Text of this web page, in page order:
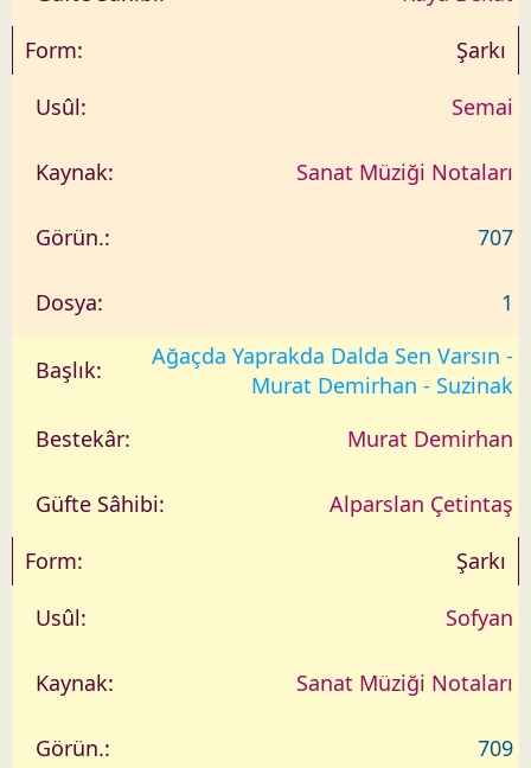
Şarkı
Semai
Sanat Müziği Notaları
707
1
Ağaçda Yaprakda Dalda Sen Varsın -
Murat Demirhan - Suzinak
Murat Demirhan
Alparslan Çetintaş
Şarkı
Sofyan
Sanat Müziği Notaları
709